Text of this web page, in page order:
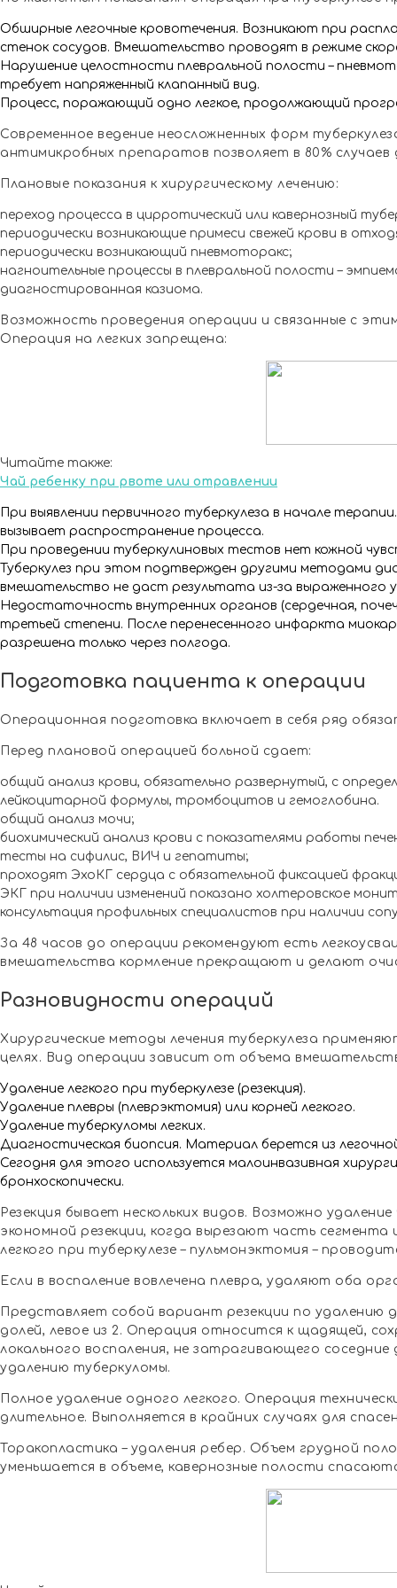
Обширные легочные кровотечения. Возникают при
стенок сосудов. Вмешательство проводят в режиме
Нарушение целостности плевральной полости –
требует напряженный клапанный вид.
Процесс, поражающий одно легкое, продолжающий
Современное ведение неосложненных форм
антимикробных препаратов позволяет в 80% случаев
Плановые показания к хирургическому лечению:
переход процесса в цирротический или кавернозный
периодически возникающие примеси свежей крови в
периодически возникающий пневмоторакс;
нагноительные процессы в плевральной полости –
диагностированная казиома.
Возможность проведения операции и связанные с
Операция на легких запрещена:
Читайте также:
Чай ребенку при рвоте или отравлении
При выявлении первичного туберкулеза в начале
вызывает распространение процесса.
При проведении туберкулиновых тестов нет кожной
Туберкулез при этом подтвержден другими методами
вмешательство не даст результата из-за выраженного
Недостаточность внутренних органов (сердечная,
третьей степени. После перенесенного инфаркта
разрешена только через полгода.
Подготовка пациента к операции
Операционная подготовка включает в себя ряд
Перед плановой операцией больной сдает:
общий анализ крови, обязательно развернутый, с
лейкоцитарной формулы, тромбоцитов и гемоглобина.
общий анализ мочи;
биохимический анализ крови с показателями работы
тесты на сифилис, ВИЧ и гепатиты;
проходят ЭхоКГ сердца с обязательной фиксацией
ЭКГ при наличии изменений показано холтеровское
консультация профильных специалистов при наличии
За 48 часов до операции рекомендуют есть
вмешательства кормление прекращают и делают
Разновидности операций
Хирургические методы лечения туберкулеза
целях. Вид операции зависит от объема
Удаление легкого при туберкулезе (резекция).
Удаление плевры (плеврэктомия) или корней легкого.
Удаление туберкуломы легких.
Диагностическая биопсия. Материал берется из
Сегодня для этого используется малоинвазивная
бронхоскопически.
Резекция бывает нескольких видов. Возможно
экономной резекции, когда вырезают часть сегмента
легкого при туберкулезе – пульмонэктомия –
Если в воспаление вовлечена плевра, удаляют оба
Представляет собой вариант резекции по удалению
долей, левое из 2. Операция относится к щадящей,
локального воспаления, не затрагивающего
удалению туберкуломы.
Полное удаление одного легкого. Операция
длительное. Выполняется в крайних случаях для
Торакопластика – удаления ребер. Объем грудной
уменьшается в объеме, кавернозные полости